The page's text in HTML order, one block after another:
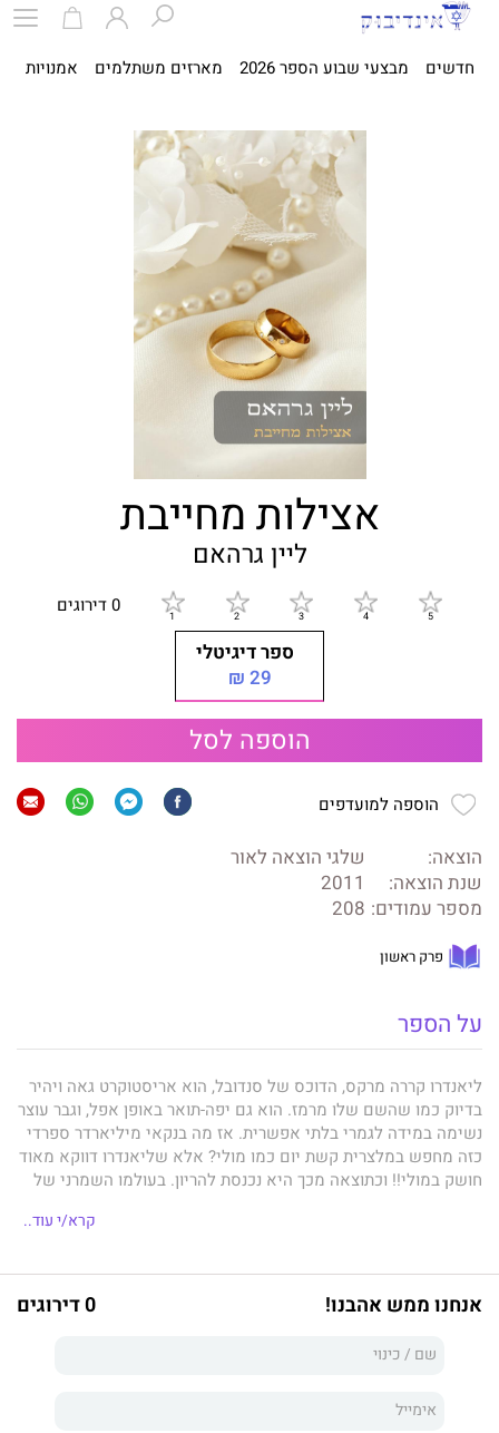
חדשים מבצעי שבוע הספר 2026 מארזים משתלמים אמנויות
אצילות מחייבת
ליין גרהאם
0 דירוגים
ספר דיגיטלי
29 ₪
הוספה לסל
הוספה למועדפים
הוצאה:
שלגי הוצאה לאור
שנת הוצאה:
2011
מספר עמודים: 208
פרק ראשון
על הספר
ליאנדרו קררה מרקס, הדוכס של סנדובל, הוא אריסטוקרט גאה ויהיר
בדיוק כמו שהשם שלו מרמז. הוא גם יפה-תואר באופן אפל, וגבר עוצר
נשימה במידה לגמרי בלתי אפשרית. אז מה בנקאי מיליארדר ספרדי
כזה מחפש במלצרית קשת יום כמו מולי? אלא שליאנדרו דווקא מאוד
חושק במולי!! וכתוצאה מכך היא נכנסת להריון. בעולמו השמרני של
אותה, אבל הרי אף אחד מאבותיו האצילים לא ממש התחתן מאהבה .
קרא/י עוד..
אנחנו ממש אהבנו! 0 דירוגים